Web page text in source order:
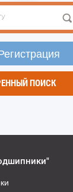
ПОИСК